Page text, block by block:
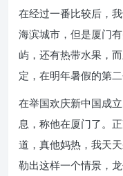
在经过一番比较后，
海滨城市，但是厦门
屿，还有热带水果，
定，在明年暑假的第
在举国欢庆新中国成
息，称他在厦门了。
道，真他妈热，我天
勒出这样一个情景，